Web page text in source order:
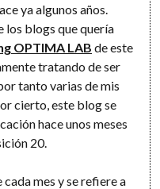
ya algunos años.
los blogs que quería
OPTIMA LAB de este
tratando de ser
tanto varias de mis
cierto, este blog se
hace unos meses
20.
mes y se refiere a